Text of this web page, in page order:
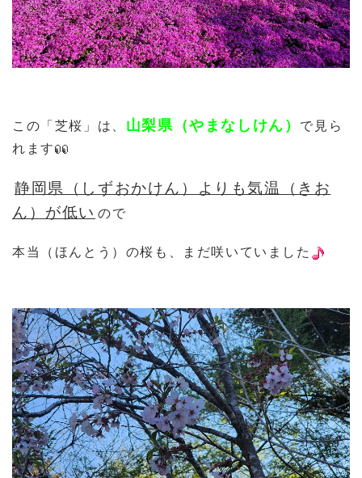
この「芝桜」は、 山梨県（やまなしけん） で見ら
れます
静岡県（しずおかけん）よりも気温（きお
ん）が低い ので
本当（ほんとう）の桜も、まだ咲いていました